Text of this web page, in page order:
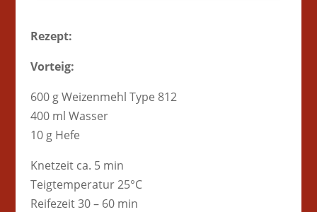
Rezept:
Vorteig:
600 g Weizenmehl Type 812
400 ml Wasser
10 g Hefe
Knetzeit ca. 5 min
Teigtemperatur 25°C
Reifezeit 30 – 60 min